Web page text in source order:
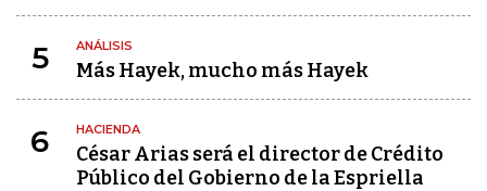
5 ANÁLISIS
Más Hayek, mucho más Hayek
6 HACIENDA
César Arias será el director de Crédito
Público del Gobierno de la Espriella